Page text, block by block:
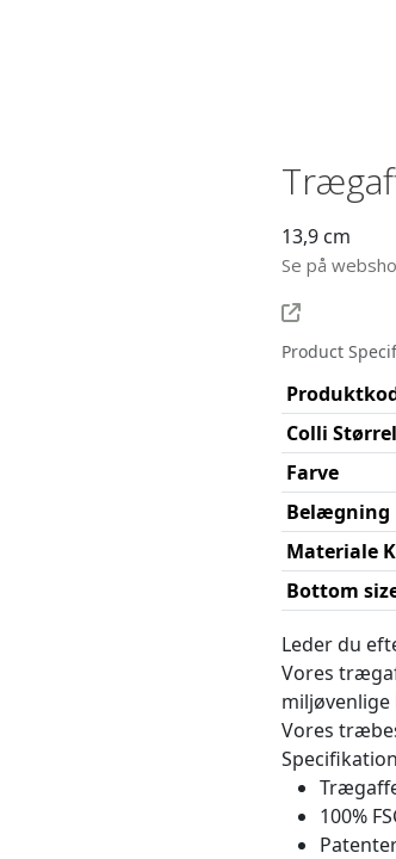
13,9 cm
Se på
Product
Colli
Farve
Belægning
Materiale
Bottom
Leder du
Vores
Vores
100%